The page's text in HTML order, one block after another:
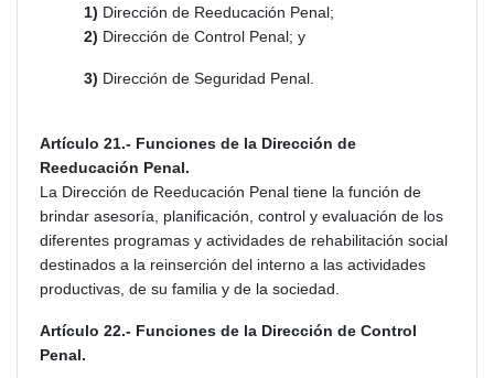
1) Dirección de Reeducación Penal;
2) Dirección de Control Penal; y
3) Dirección de Seguridad Penal.
Artículo 21.- Funciones de la Dirección de
Reeducación Penal.
La Dirección de Reeducación Penal tiene la función de
brindar asesoría, planificación, control y evaluación de los
diferentes programas y actividades de rehabilitación social
destinados a la reinserción del interno a las actividades
productivas, de su familia y de la sociedad.
Artículo 22.- Funciones de la Dirección de Control
Penal.